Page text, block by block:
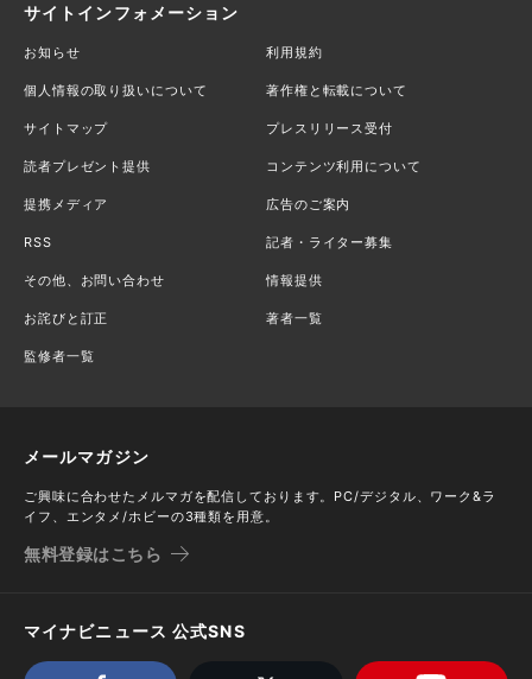
サイトインフォメーション
お知らせ 利用規約
個人情報の取り扱いについて 著作権と転載について
サイトマップ プレスリリース受付
読者プレゼント提供 コンテンツ利用について
提携メディア 広告のご案内
RSS 記者・ライター募集
その他、お問い合わせ 情報提供
お詫びと訂正 著者一覧
監修者一覧
メールマガジン
ご興味に合わせたメルマガを配信しております。PC/デジタル、ワーク&ラ
イフ、エンタメ/ホビーの3種類を用意。
無料登録はこちら
マイナビニュース 公式SNS